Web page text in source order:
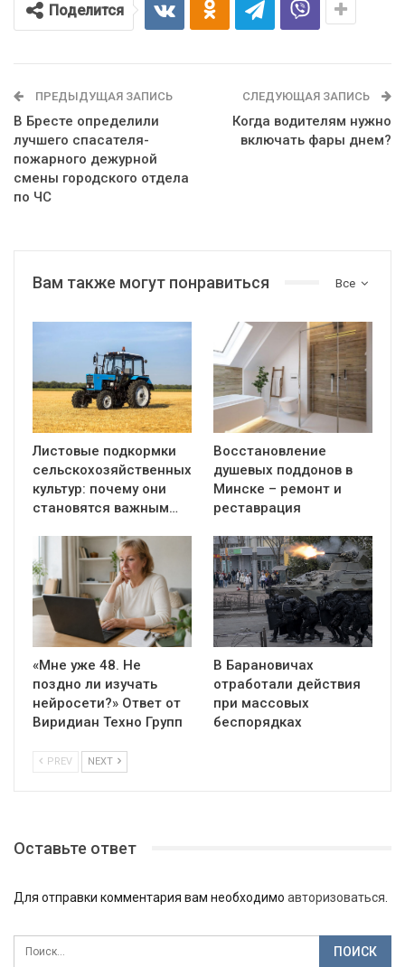
Поделится
ПРЕДЫДУЩАЯ ЗАПИСЬ
В Бресте определили
лучшего спасателя-
пожарного дежурной
смены городского отдела
по ЧС
СЛЕДУЮЩАЯ ЗАПИСЬ
Когда водителям нужно
включать фары днем?
Все
Вам также могут понравиться
Листовые подкормки
сельскохозяйственных
культур: почему они
становятся важным…
Восстановление
душевых поддонов в
Минске – ремонт и
реставрация
«Мне уже 48. Не
поздно ли изучать
нейросети?» Ответ от
Виридиан Техно Групп
В Барановичах
отработали действия
при массовых
беспорядках
PREV NEXT
Оставьте ответ
Для отправки комментария вам необходимо авторизоваться